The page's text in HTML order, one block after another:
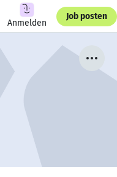
Anmelden
Job posten